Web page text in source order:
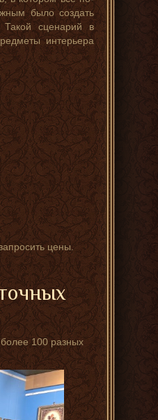
было создать
сценарий в
интерьера
цены.
100 разных